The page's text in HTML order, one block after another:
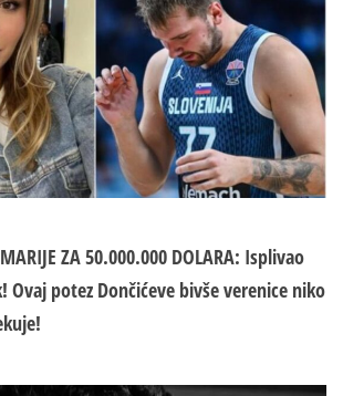
ZA 50.000.000 DOLARA: Isplivao
Ovaj potez Dončićeve bivše verenice niko